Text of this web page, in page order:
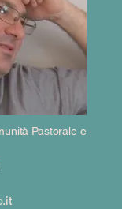
Pastorale e